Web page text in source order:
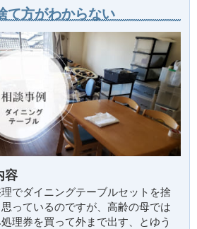
て方がわからない
容
でダイニングテーブルセットを捨
っているのですが、高齢の母では
理券を買って外まで出す、とゆう